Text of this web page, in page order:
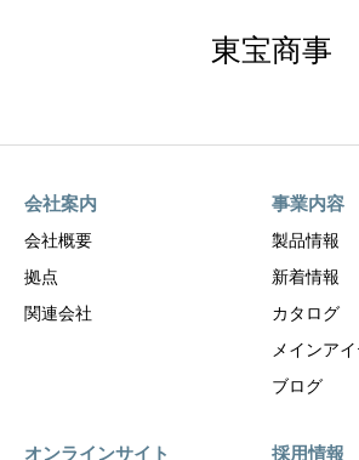
東宝商事
会社案内
会社概要
拠点
関連会社
事業内容
製品情報
新着情報
カタログ
メインア
ブログ
オンラインサイト 採用情報